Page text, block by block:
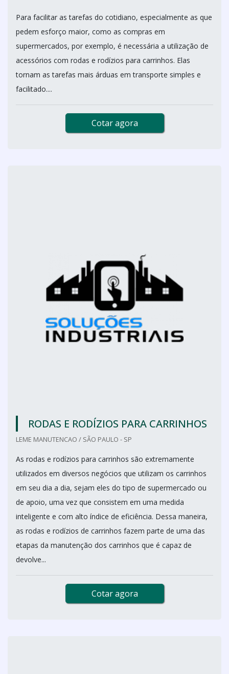
Para facilitar as tarefas do cotidiano, especialmente as que
pedem esforço maior, como as compras em
supermercados, por exemplo, é necessária a utilização de
acessórios com rodas e rodízios para carrinhos. Elas
tornam as tarefas mais árduas em transporte simples e
facilitado....
Cotar agora
RODAS E RODÍZIOS PARA CARRINHOS
LEME MANUTENCAO / SÃO PAULO - SP
As rodas e rodízios para carrinhos são extremamente
utilizados em diversos negócios que utilizam os carrinhos
em seu dia a dia, sejam eles do tipo de supermercado ou
de apoio, uma vez que consistem em uma medida
inteligente e com alto índice de eficiência. Dessa maneira,
as rodas e rodízios de carrinhos fazem parte de uma das
etapas da manutenção dos carrinhos que é capaz de
devolve...
Cotar agora